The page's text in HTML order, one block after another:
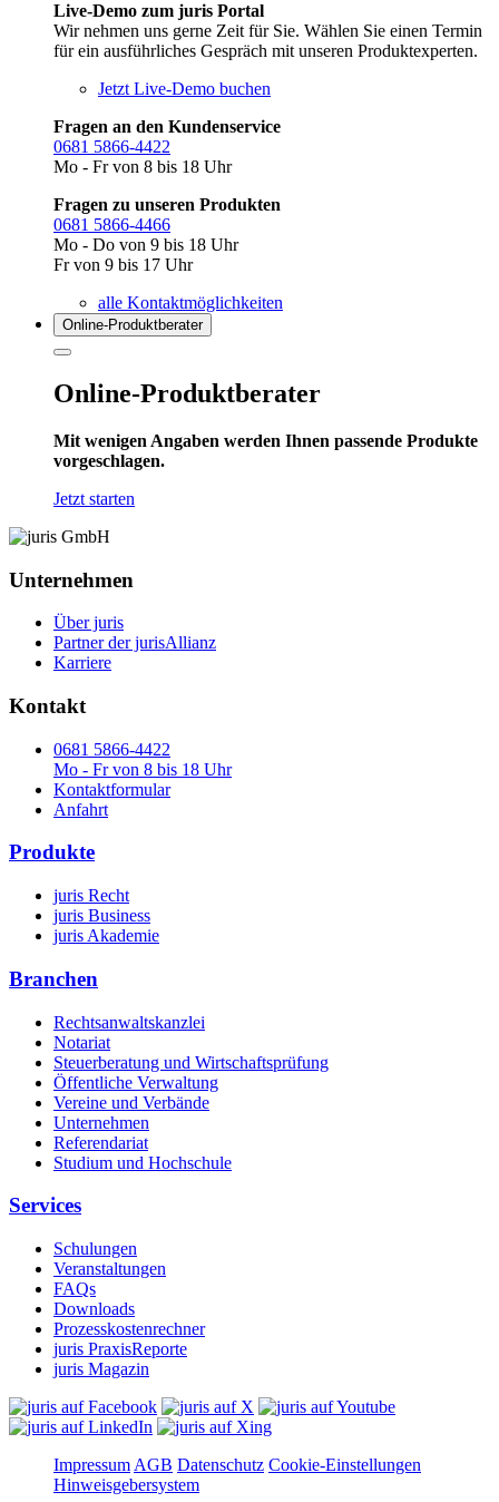
Live-Demo zum juris Portal
Wir nehmen uns gerne Zeit für Sie. Wählen Sie einen Termin
für ein ausführliches Gespräch mit unseren Produktexperten.
Jetzt Live-Demo buchen
Fragen an den Kundenservice
0681 5866-4422
Mo - Fr von 8 bis 18 Uhr
Fragen zu unseren Produkten
0681 5866-4466
Mo - Do von 9 bis 18 Uhr
Fr von 9 bis 17 Uhr
alle Kontaktmöglichkeiten
Online-Produkt­berater
Online-Produktberater
Mit wenigen Angaben werden Ihnen passende Produkte
vorgeschlagen.
Jetzt starten
Unternehmen
Über juris
Partner der jurisAllianz
Karriere
Kontakt
0681 5866-4422
Mo - Fr von 8 bis 18 Uhr
Kontaktformular
Anfahrt
Produkte
juris Recht
juris Business
juris Akademie
Branchen
Rechtsanwaltskanzlei
Notariat
Steuerberatung und Wirtschaftsprüfung
Öffentliche Verwaltung
Vereine und Verbände
Unternehmen
Referendariat
Studium und Hochschule
Services
Schulungen
Veranstaltungen
FAQs
Downloads
Prozesskostenrechner
juris PraxisReporte
juris Magazin
Impressum AGB Datenschutz Cookie-Einstellungen
Hinweisgebersystem